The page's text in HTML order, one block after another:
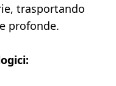
trasportando
profonde.